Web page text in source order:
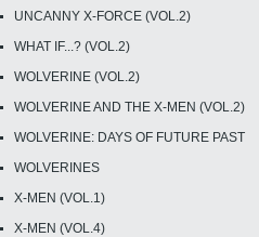
UNCANNY X-FORCE (VOL.2)
WHAT IF...? (VOL.2)
WOLVERINE (VOL.2)
WOLVERINE AND THE X-MEN (VOL.2)
WOLVERINE: DAYS OF FUTURE PAST
WOLVERINES
X-MEN (VOL.1)
X-MEN (VOL.4)